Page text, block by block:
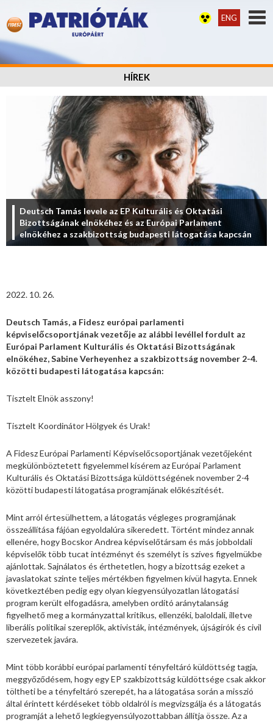
ENG
HÍREK
Deutsch Tamás levele az EP Kulturális és Oktatási
Bizottságának elnökéhez és az Európai Parlament
elnökéhez a szakbizottság budapesti látogatása kapcsán
2022. 10. 26.
Deutsch Tamás, a Fidesz európai parlamenti
képviselőcsoportjának vezetője az alábbi levéllel fordult az
Európai Parlament Kulturális és Oktatási Bizottságának
elnökéhez, Sabine Verheyenhez a szakbizottság november 2-4.
közötti budapesti látogatása kapcsán:
Tisztelt Elnök asszony!
Tisztelt Koordinátor Hölgyek és Urak!
A Fidesz Európai Parlamenti Képviselőcsoportjának vezetőjeként
megkülönböztetett figyelemmel kísérem az Európai Parlament
Kulturális és Oktatási Bizottsága küldöttségének november 2-4
közötti budapesti látogatása programjának előkészítését.
Mint arról értesülhettem, a látogatás végleges programjának
összeállítása fájóan egyoldalúra sikeredett. Történt mindez annak
ellenére, hogy Bocskor Andrea képviselőtársam és más jobboldali
képviselők több tucat intézményt és személyt is szíves figyelmükbe
ajánlottak. Sajnálatos és érthetetlen, hogy a bizottság ezeket a
javaslatokat szinte teljes mértékben figyelmen kívül hagyta. Ennek
következtében pedig egy olyan kiegyensúlyozatlan látogatási
program került elfogadásra, amelyben ordító aránytalanság
figyelhető meg a kormányzattal kritikus, ellenzéki, baloldali, illetve
liberális politikai szereplők, aktivisták, intézmények, újságírók és civil
szervezetek javára.
Mint több korábbi európai parlamenti tényfeltáró küldöttség tagja,
meggyőződésem, hogy egy EP szakbizottság küldöttsége csak akkor
töltheti be a tényfeltáró szerepét, ha a látogatása során a misszió
által érintett kérdéseket több oldalról is megvizsgálja és a látogatás
programját a lehető legkiegyensúlyozottabban állítja össze. Az a